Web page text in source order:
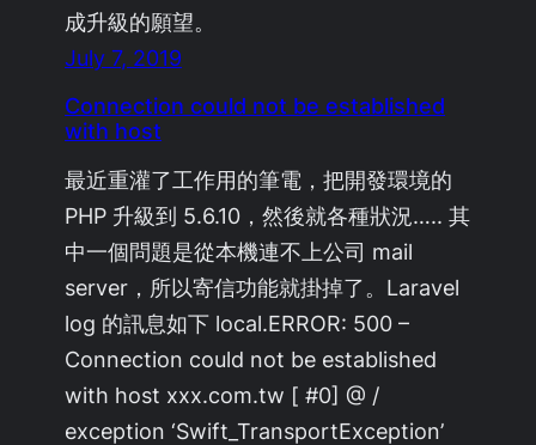
成升級的願望。
July 7, 2019
Connection could not be established
with host
最近重灌了工作用的筆電，把開發環境的
PHP 升級到 5.6.10，然後就各種狀況….. 其
中一個問題是從本機連不上公司 mail
server，所以寄信功能就掛掉了。Laravel
log 的訊息如下 local.ERROR: 500 –
Connection could not be established
with host xxx.com.tw [ #0] @ /
exception ‘Swift_TransportException’